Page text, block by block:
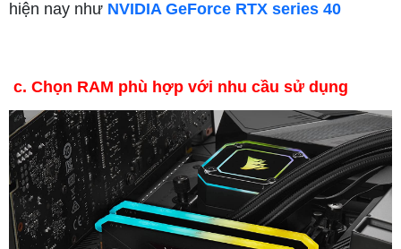
hiện nay như NVIDIA GeForce RTX series 40
c. Chọn RAM phù hợp với nhu cầu sử dụng